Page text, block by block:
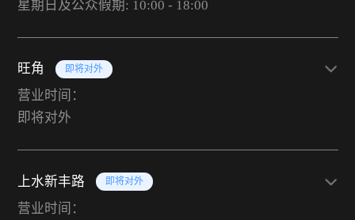
星期日及公众假期: 10:00 - 18:00
旺角 即将对外
营业时间：
即将对外
上水新丰路 即将对外
营业时间：